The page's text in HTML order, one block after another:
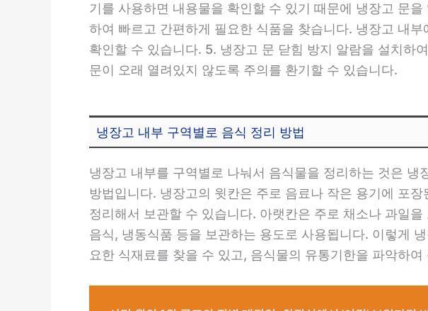
기를 사용하면 내용물을 확인할 수 있기 때문에 냉장고 문
하여 빠르고 간편하게 필요한 식품을 찾습니다. 냉장고 내
확인할 수 있습니다. 5. 냉장고 문 닫힘 방지 알람을 설치하
문이 오래 열려있지 않도록 주의를 환기할 수 있습니다.
냉장고 내부 구역별로 음식 정리 방법
냉장고 내부를 구역별로 나눠서 음식물을 정리하는 것은
방법입니다. 냉장고의 윗칸은 주로 음료나 작은 용기에 포
정리해서 보관할 수 있습니다. 아랫칸은 주로 채소나 과일
음식, 냉동식품 등을 보관하는 용도로 사용됩니다. 이렇게
요한 식재료를 찾을 수 있고, 음식물의 유통기한을 파악하